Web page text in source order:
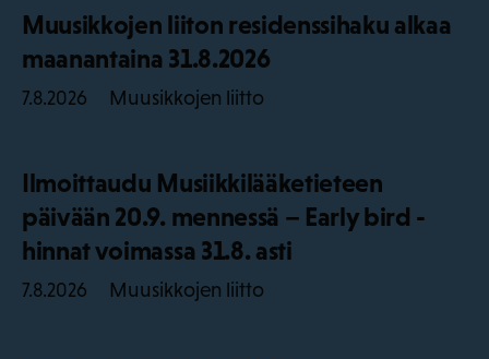
Muusikkojen liiton residenssihaku alkaa
maanantaina 31.8.2026
7.8.2026 Muusikkojen liitto
Ilmoittaudu Musiikkilääketieteen
päivään 20.9. mennessä – Early bird -
hinnat voimassa 31.8. asti
7.8.2026 Muusikkojen liitto